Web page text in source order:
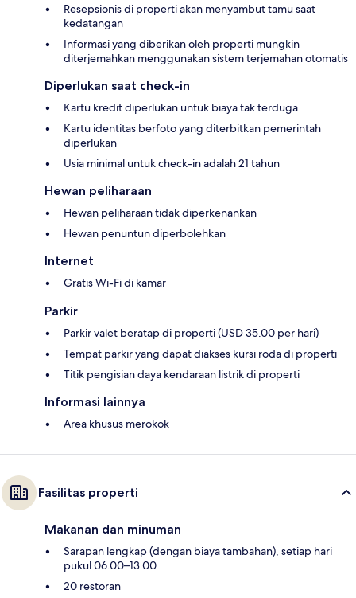
Resepsionis di properti akan menyambut tamu saat
kedatangan
Informasi yang diberikan oleh properti mungkin
diterjemahkan menggunakan sistem terjemahan otomatis
Diperlukan saat check-in
Kartu kredit diperlukan untuk biaya tak terduga
Kartu identitas berfoto yang diterbitkan pemerintah
diperlukan
Usia minimal untuk check-in adalah 21 tahun
Hewan peliharaan
Hewan peliharaan tidak diperkenankan
Hewan penuntun diperbolehkan
Internet
Gratis Wi-Fi di kamar
Parkir
Parkir valet beratap di properti (USD 35.00 per hari)
Tempat parkir yang dapat diakses kursi roda di properti
Titik pengisian daya kendaraan listrik di properti
Informasi lainnya
Area khusus merokok
Fasilitas properti
Makanan dan minuman
Sarapan lengkap (dengan biaya tambahan), setiap hari
pukul 06.00–13.00
20 restoran